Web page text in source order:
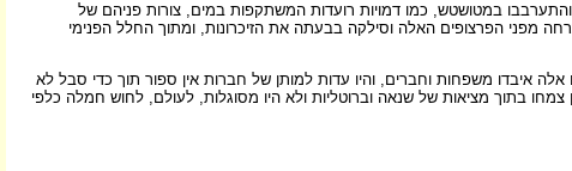
במטושטש, כמו דמויות רועדות המשתקפות במים, צורות פניהם של
מפני הפרצופים האלה וסילקה בבעתה את הזיכרונות, ומתוך החלל הפנימי
אלה איבדו משפחות וחברים, והיו עדות למותן של חברות אין ספור תוך כדי סבל לא
צמחו בתוך מציאות של שנאה וברוטליות ולא היו מסוגלות, לעולם, לחוש חמלה כלפי